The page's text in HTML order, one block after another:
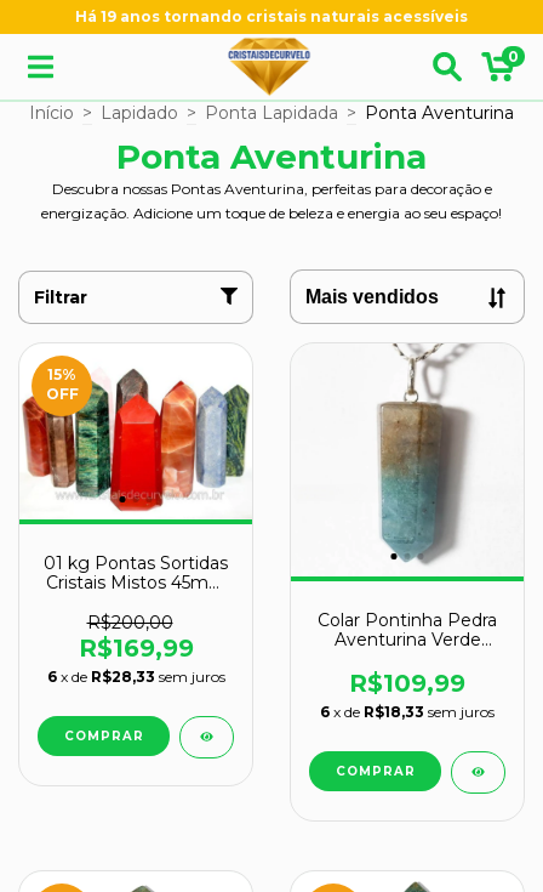
Há 19 anos tornando cristais naturais acessíveis
0
Início > Lapidado > Ponta Lapidada > Ponta Aventurina
Ponta Aventurina
Descubra nossas Pontas Aventurina, perfeitas para decoração e
energização. Adicione um toque de beleza e energia ao seu espaço!
Filtrar
15%
OFF
01 kg Pontas Sortidas
Cristais Mistos 45mm
R$200,00
R$169,99
6 x de R$28,33 sem juros
Colar Pontinha Pedra
Aventurina Verde
R$109,99
6 x de R$18,33 sem juros